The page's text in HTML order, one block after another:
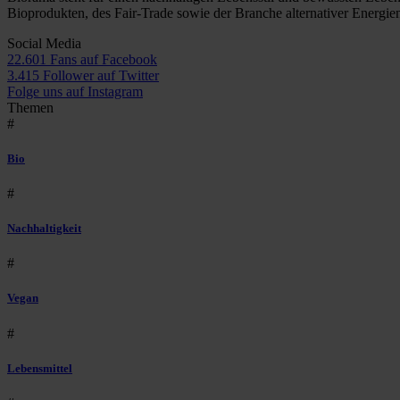
Bioprodukten, des Fair-Trade sowie der Branche alternativer
Social Media
22.601 Fans auf Facebook
3.415 Follower auf Twitter
Folge uns auf Instagram
Themen
#
Bio
#
Nachhaltigkeit
#
Vegan
#
Lebensmittel